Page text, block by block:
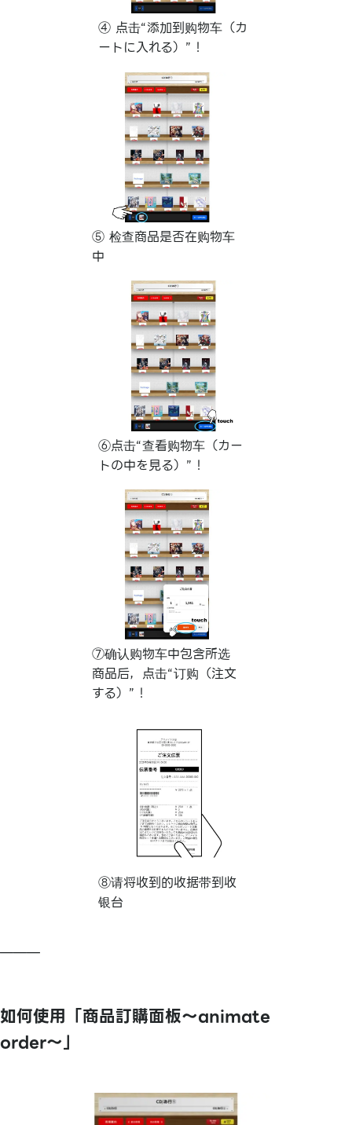
④ 点击“添加到购物车（カ
ートに入れる）”！
⑤ 检查商品是否在购物车
中
⑥点击“查看购物车（カー
トの中を見る）”！
⑦确认购物车中包含所选
商品后，点击“订购（注文
する）”！
⑧请将收到的收据带到收
银台
———
如何使用「商品訂購面板～animate
order～」